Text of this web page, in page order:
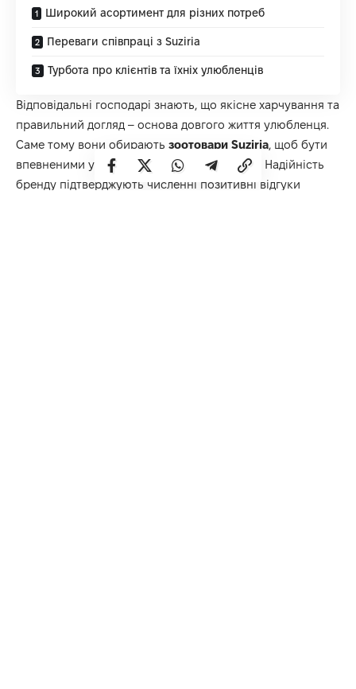
Широкий асортимент для різних потреб
Переваги співпраці з Suziria
Турбота про клієнтів та їхніх улюбленців
Відповідальні господарі знають, що якісне харчування та
правильний догляд – основа довгого життя улюбленця.
Саме тому вони обирають зоотовари Suziria, щоб бути
впевненими у безпечності кожної покупки. Надійність
бренду підтверджують численні позитивні відгуки